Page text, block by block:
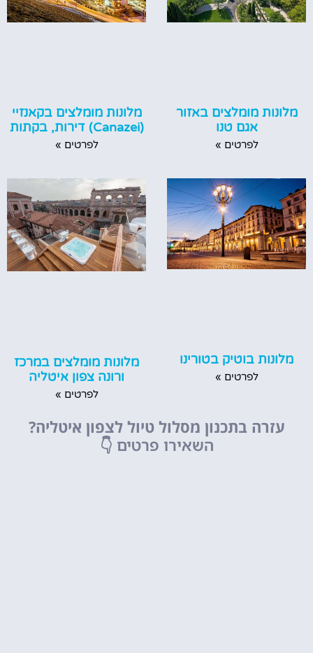
מלונות מומלצים באזור
אגם טנו
לפרטים »
מלונות מומלצים בקאנזיי
(Canazei) דירות, בקתות
לפרטים »
מלונות בוטיק בטורינו
לפרטים »
מלונות מומלצים במרכז
ורונה צפון איטליה
לפרטים »
עזרה בתכנון מסלול טיול לצפון איטליה?
השאירו פרטים 👇